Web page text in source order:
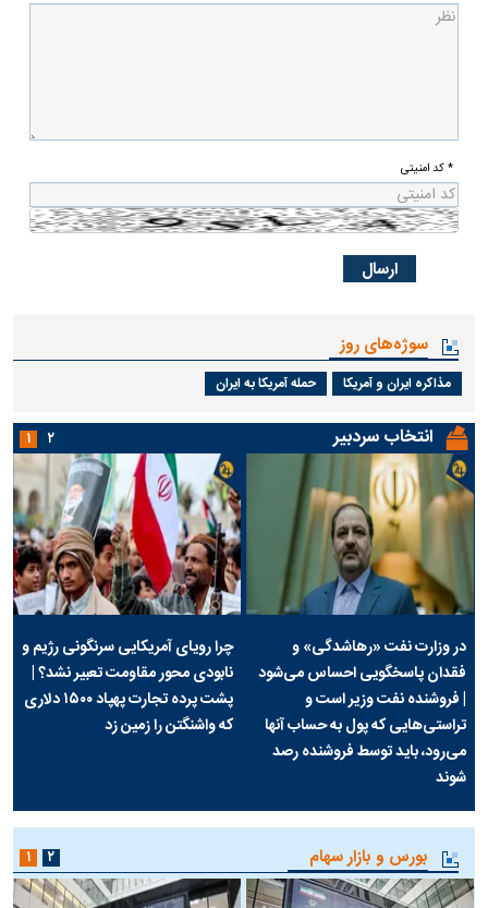
* کد امنیتی
سوژه‌های روز
مذاکره ایران و آمریکا حمله آمریکا به ایران
انتخاب سردبیر
در وزارت نفت «رهاشدگی» و
فقدان پاسخگویی احساس می‌شود
| فروشنده نفت وزیر است و
تراستی‌هایی که پول به حساب آنها
می‌رود، باید توسط فروشنده رصد
شوند
چرا رویای آمریکایی سرنگونی رژیم و
نابودی محور مقاومت تعبیر نشد؟ |
پشت پرده تجارت پهپاد‌ ۱۵۰۰ دلاری
که واشنگتن را زمین زد
۱ ۲
بورس و بازار سهام ۱ ۲